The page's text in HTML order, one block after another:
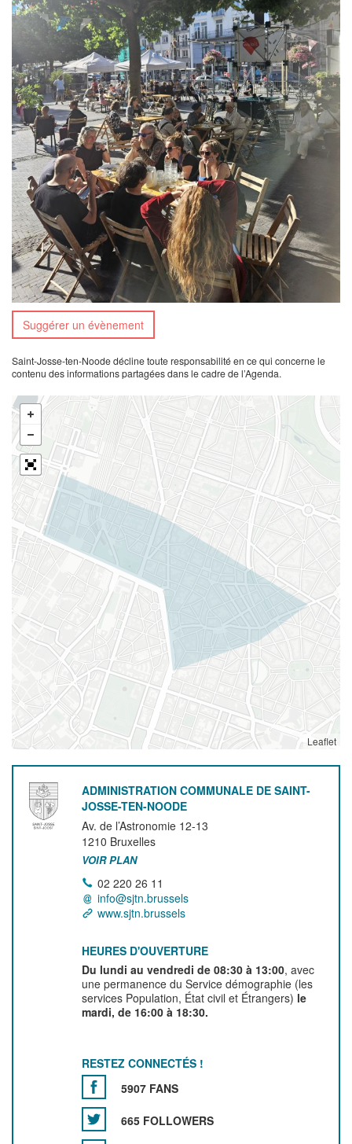
Suggérer un évènement
Saint-Josse-ten-Noode décline toute responsabilité en ce qui concerne le
contenu des informations partagées dans le cadre de l’Agenda.
Leaflet
ADMINISTRATION COMMUNALE DE SAINT-
JOSSE-TEN-NOODE
Av. de l’Astronomie 12-13
1210 Bruxelles
VOIR PLAN
02 220 26 11
info@sjtn.brussels
www.sjtn.brussels
HEURES D'OUVERTURE
Du lundi au vendredi de 08:30 à 13:00, avec
une permanence du Service démographie (les
services Population, État civil et Étrangers) le
mardi, de 16:00 à 18:30.
RESTEZ CONNECTÉS !
5907 FANS
665 FOLLOWERS